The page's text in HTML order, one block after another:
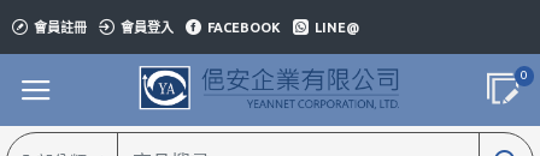
會員註冊 會員登入 FACEBOOK LINE@
0